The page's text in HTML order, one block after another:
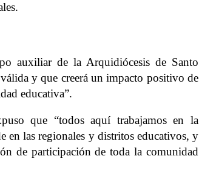
auxiliar de la Arquidiócesis de Santo
y que creerá un impacto positivo de
educativa”.
que “todos aquí trabajamos en la
en las regionales y distritos educativos, y
de participación de toda la comunidad